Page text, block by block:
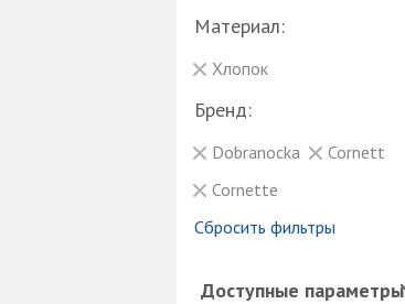
Материал:
Хлопок
Бренд:
Dobranocka
Cornett
Cornette
Сбросить фильтры
Доступные параметры